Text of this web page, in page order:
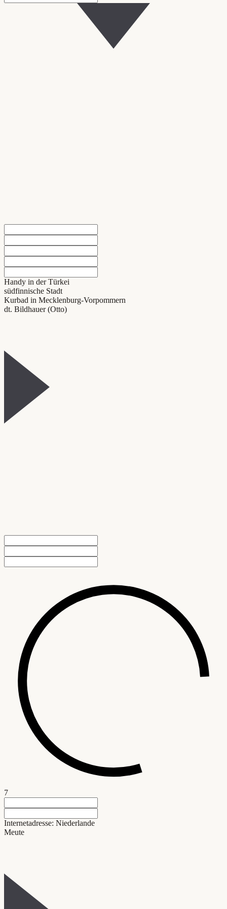
Handy in der Türkei
südfinnische Stadt
Kurbad in Mecklenburg-Vorpommern
dt. Bildhauer (Otto)
7
Internetadresse: Niederlande
Meute